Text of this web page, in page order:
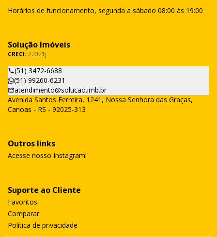
Horários de funcionamento, segunda a sábado 08:00 às 19:00
Solução Imóveis
CRECI: 22021j
(51) 3472-6688
(51) 99260-6231
atendimento@solucao.imb.br
Avenida Santos Ferreira, 1241, Nossa Senhora das Graças,
Canoas - RS - 92025-313
Outros links
Acesse nosso Instagram!
Suporte ao Cliente
Favoritos
Comparar
Política de privacidade